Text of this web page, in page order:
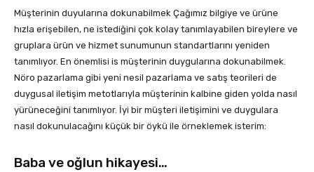
Müşterinin duyularına dokunabilmek Çağımız bilgiye ve ürüne
hızla erişebilen, ne istediğini çok kolay tanımlayabilen bireylere ve
gruplara ürün ve hizmet sunumunun standartlarını yeniden
tanımlıyor. En önemlisi is müşterinin duygularına dokunabilmek.
Nöro pazarlama gibi yeni nesil pazarlama ve satış teorileri de
duygusal iletişim metotlarıyla müşterinin kalbine giden yolda nasıl
yürüneceğini tanımlıyor. İyi bir müşteri iletişimini ve duygulara
nasıl dokunulacağını küçük bir öykü ile örneklemek isterim:
Baba ve oğlun hikayesi…